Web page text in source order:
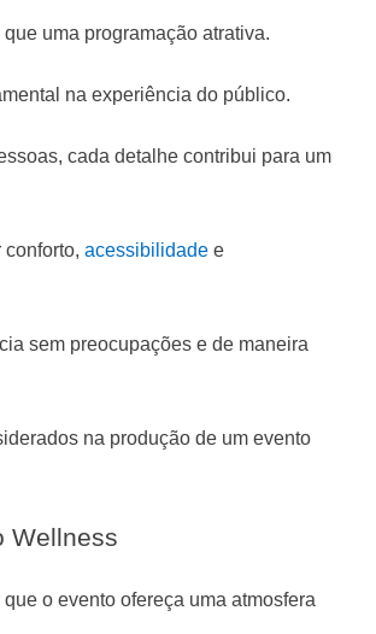
uma programação atrativa.
na experiência do público.
cada detalhe contribui para um
acessibilidade e
sem preocupações e de maneira
na produção de um evento
Wellness
o evento ofereça uma atmosfera